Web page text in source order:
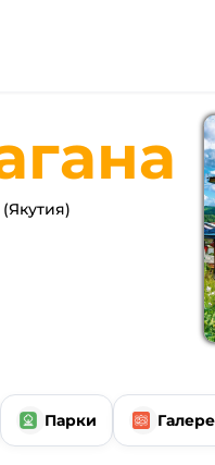
Парки